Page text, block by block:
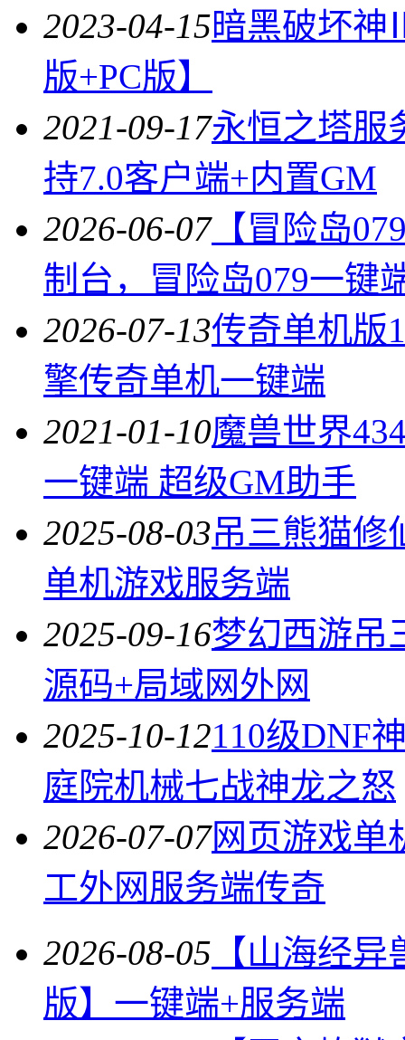
2023-04-15暗黑破坏
版+PC版】
2021-09-17永恒之塔服
持7.0客户端+内置GM
2026-06-07【冒险岛
制台，冒险岛079一键
2026-07-13传奇单机版
擎传奇单机一键端
2021-01-10魔兽世界
一键端 超级GM助手
2025-08-03吊三熊猫修
单机游戏服务端
2025-09-16梦幻西游吊
源码+局域网外网
2025-10-12110级DNF
庭院机械七战神龙之怒
2026-07-07网页游戏单
工外网服务端传奇
2026-08-05 【山海经
版】一键端+服务端